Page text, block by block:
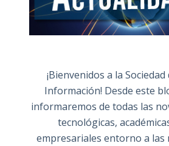
¡Bienvenidos a la Sociedad
Información! Desde este
informaremos de todas las
tecnológicas,
empresariales entorno a las